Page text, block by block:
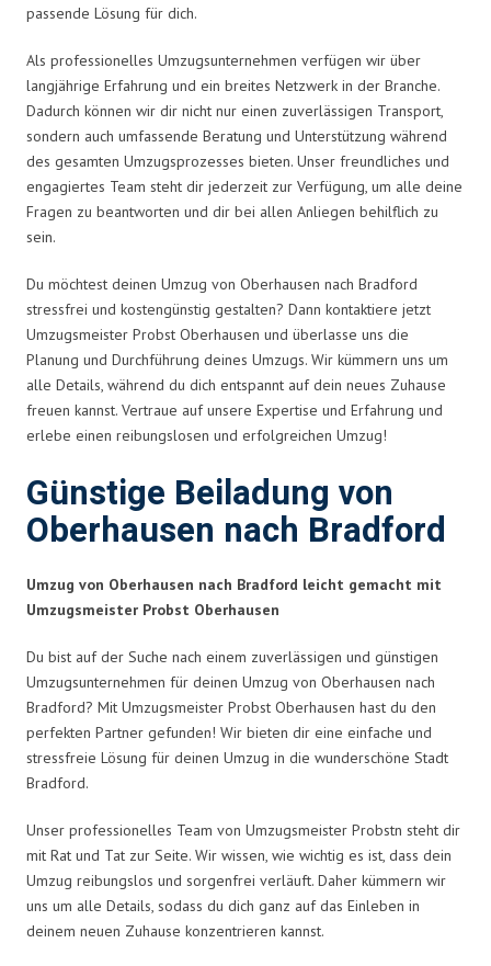
passende Lösung für dich.
Als professionelles Umzugsunternehmen verfügen wir über
langjährige Erfahrung und ein breites Netzwerk in der Branche.
Dadurch können wir dir nicht nur einen zuverlässigen Transport,
sondern auch umfassende Beratung und Unterstützung während
des gesamten Umzugsprozesses bieten. Unser freundliches und
engagiertes Team steht dir jederzeit zur Verfügung, um alle deine
Fragen zu beantworten und dir bei allen Anliegen behilflich zu
sein.
Du möchtest deinen Umzug von Oberhausen nach Bradford
stressfrei und kostengünstig gestalten? Dann kontaktiere jetzt
Umzugsmeister Probst Oberhausen und überlasse uns die
Planung und Durchführung deines Umzugs. Wir kümmern uns um
alle Details, während du dich entspannt auf dein neues Zuhause
freuen kannst. Vertraue auf unsere Expertise und Erfahrung und
erlebe einen reibungslosen und erfolgreichen Umzug!
Günstige Beiladung von
Oberhausen nach Bradford
Umzug von Oberhausen nach Bradford leicht gemacht mit
Umzugsmeister Probst Oberhausen
Du bist auf der Suche nach einem zuverlässigen und günstigen
Umzugsunternehmen für deinen Umzug von Oberhausen nach
Bradford? Mit Umzugsmeister Probst Oberhausen hast du den
perfekten Partner gefunden! Wir bieten dir eine einfache und
stressfreie Lösung für deinen Umzug in die wunderschöne Stadt
Bradford.
Unser professionelles Team von Umzugsmeister Probstn steht dir
mit Rat und Tat zur Seite. Wir wissen, wie wichtig es ist, dass dein
Umzug reibungslos und sorgenfrei verläuft. Daher kümmern wir
uns um alle Details, sodass du dich ganz auf das Einleben in
deinem neuen Zuhause konzentrieren kannst.